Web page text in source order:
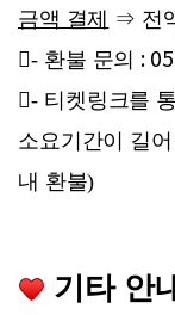
금액 결제
⇒ 전
- 환불 문의 :
- 티켓링크를
소요기간이 길
내 환불)
기타 안